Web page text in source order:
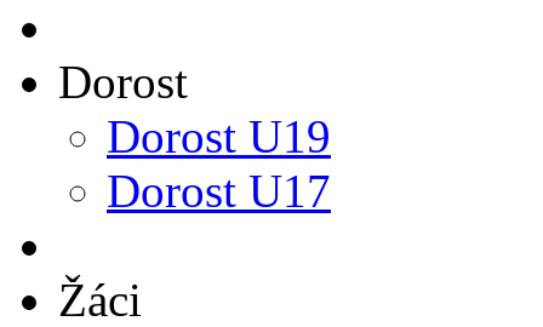
Dorost
Dorost U19
Dorost U17
Žáci